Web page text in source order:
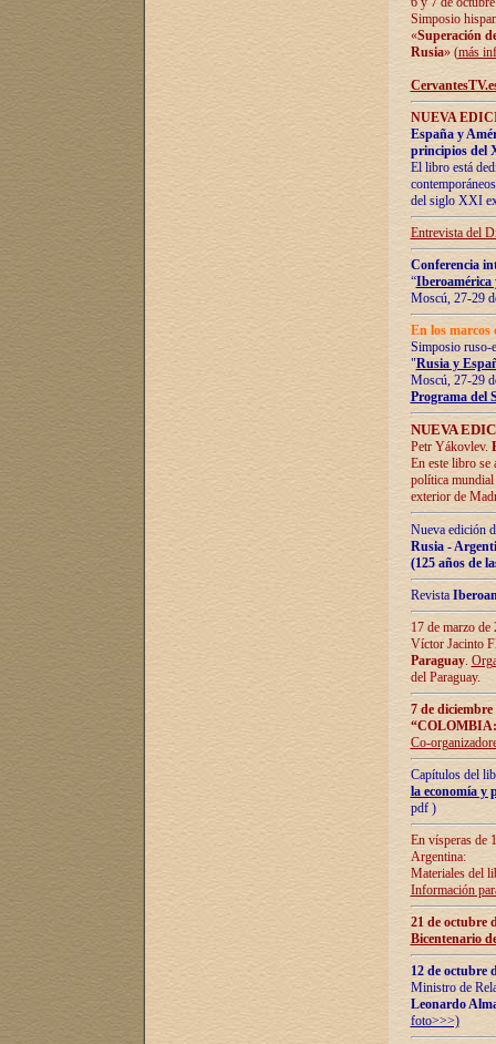
Simposio
«Superación
Rusia» (más
NUEVA
España y
principios del
El libro está
del siglo XXI
Entrevista del
Conferencia
“Iberoamérica
Moscú, 27-29
En los marcos
Simposio ruso-
"Rusia y
Moscú, 27-29
Programa del
NUEVA
Petr Yákovlev.
En este libro se
política mundial
exterior de
Nueva edición
Rusia -
(125 años de
Revista
17 de marzo
Víctor Jacinto
Paraguay.
del Paraguay.
7 de
Co-
Capítulos del
la economía y
pdf )
En vísperas de
Argentina:
Materiales del
Información
21 de octubre
Bicentenario
12 de octubre
Ministro de
Leonardo
foto>>>)